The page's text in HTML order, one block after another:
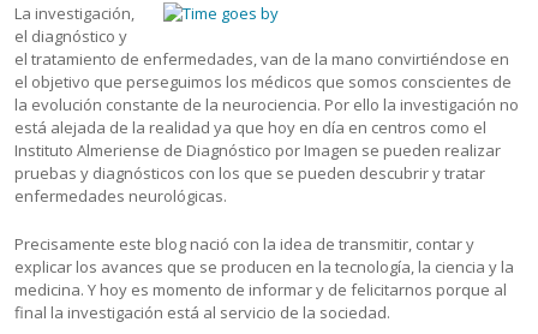
La investigación,
el diagnóstico y
el tratamiento de enfermedades, van de la mano convirtiéndose en
el objetivo que perseguimos los médicos que somos conscientes de
la evolución constante de la neurociencia. Por ello la investigación no
está alejada de la realidad ya que hoy en día en centros como el
Instituto Almeriense de Diagnóstico por Imagen se pueden realizar
pruebas y diagnósticos con los que se pueden descubrir y tratar
enfermedades neurológicas.
Precisamente este blog nació con la idea de transmitir, contar y
explicar los avances que se producen en la tecnología, la ciencia y la
medicina. Y hoy es momento de informar y de felicitarnos porque al
final la investigación está al servicio de la sociedad.